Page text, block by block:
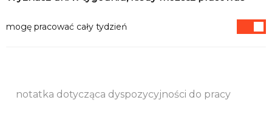
mogę pracować cały tydzień